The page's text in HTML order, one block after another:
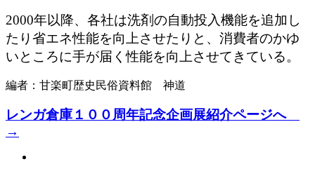
2000年以降、各社は洗剤の自動投入機能を追加し
たり省エネ性能を向上させたりと、消費者のかゆ
いところに手が届く性能を向上させてきている。
編者：甘楽町歴史民俗資料館 神道
レンガ倉庫１００周年記念企画展紹介ページへ
→